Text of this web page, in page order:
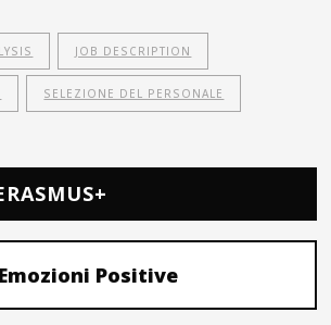
JOB DESCRIPTION
SELEZIONE DEL PERSONALE
Emozioni Positive